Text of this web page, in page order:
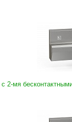
с 2-мя